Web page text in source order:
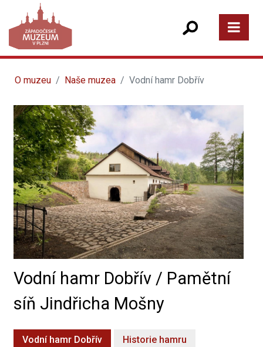
O muzeu Naše muzea Vodní hamr Dobřív
Vodní hamr Dobřív / Pamětní
síň Jindřicha Mošny
Vodní hamr Dobřív Historie hamru